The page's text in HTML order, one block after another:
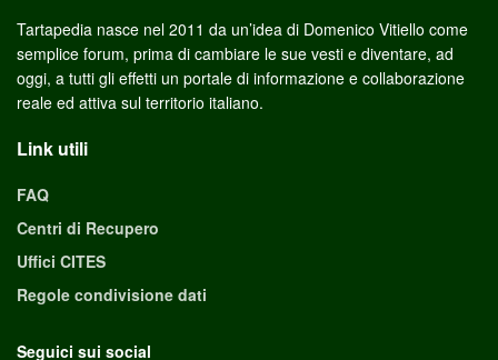
Tartapedia nasce nel 2011 da un’idea di Domenico Vitiello come
semplice forum, prima di cambiare le sue vesti e diventare, ad
oggi, a tutti gli effetti un portale di informazione e collaborazione
reale ed attiva sul territorio italiano.
Link utili
FAQ
Centri di Recupero
Uffici CITES
Regole condivisione dati
Seguici sui social